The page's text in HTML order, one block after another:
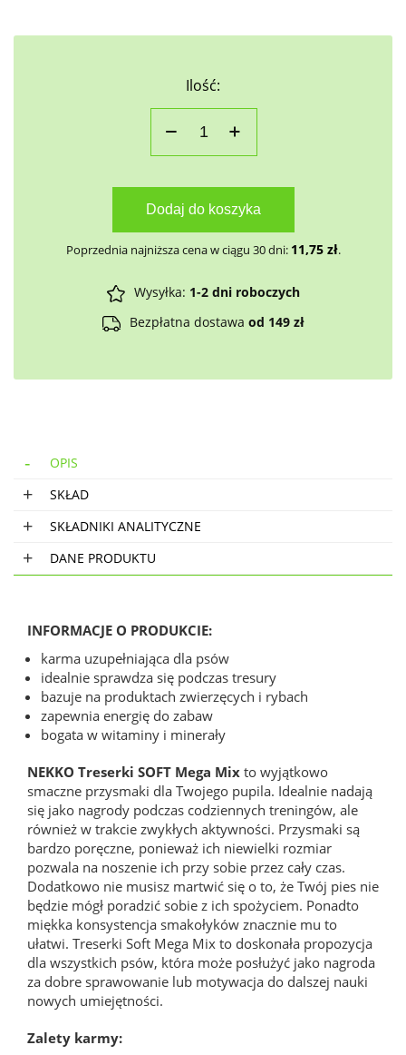
Ilość:
Dodaj do koszyka
Poprzednia najniższa cena w ciągu 30 dni: 11,75 zł.
Wysyłka: 1-2 dni roboczych
Bezpłatna dostawa od 149 zł
OPIS
SKŁAD
SKŁADNIKI ANALITYCZNE
DANE PRODUKTU
INFORMACJE O PRODUKCIE:
karma uzupełniająca dla psów
idealnie sprawdza się podczas tresury
bazuje na produktach zwierzęcych i rybach
zapewnia energię do zabaw
bogata w witaminy i minerały
NEKKO Treserki SOFT Mega Mix to wyjątkowo
smaczne przysmaki dla Twojego pupila. Idealnie nadają
się jako nagrody podczas codziennych treningów, ale
również w trakcie zwykłych aktywności. Przysmaki są
bardzo poręczne, ponieważ ich niewielki rozmiar
pozwala na noszenie ich przy sobie przez cały czas.
Dodatkowo nie musisz martwić się o to, że Twój pies nie
będzie mógł poradzić sobie z ich spożyciem. Ponadto
miękka konsystencja smakołyków znacznie mu to
ułatwi. Treserki Soft Mega Mix to doskonała propozycja
dla wszystkich psów, która może posłużyć jako nagroda
za dobre sprawowanie lub motywacja do dalszej nauki
nowych umiejętności.
Zalety karmy: